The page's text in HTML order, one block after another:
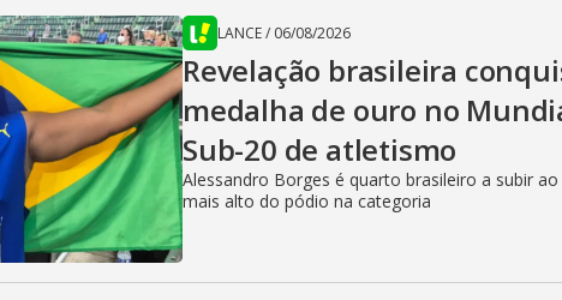
LANCE/ 06/08/2026
Revelação brasileira
medalha de ouro no
Sub-20 de atletismo
Alessandro Borges é quarto brasileiro a subir
mais alto do pódio na categoria